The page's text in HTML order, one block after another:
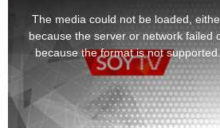
window.
The media could not be loaded,
because the server or network failed
because the format is not supported.